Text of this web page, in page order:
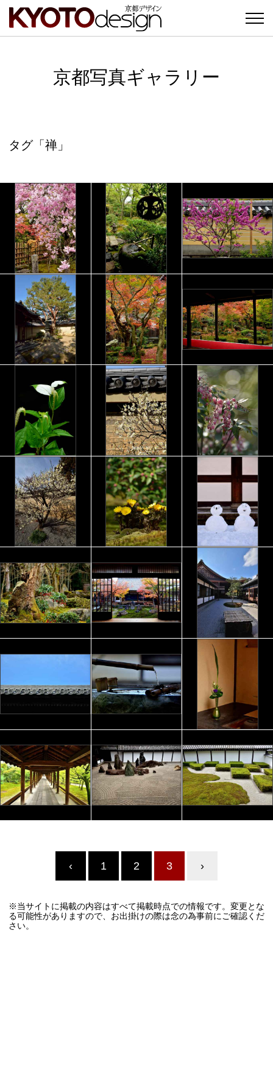
京都写真ギャラリー
タグ「禅」
‹ 1 2 3 ›
※当サイトに掲載の内容はすべて掲載時点での情報です。変更とな
る可能性がありますので、お出掛けの際は念の為事前にご確認くだ
さい。